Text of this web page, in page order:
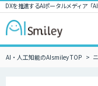
DXを推進するAIポータルメディア「
AI・人工知能のAIsmiley TOP